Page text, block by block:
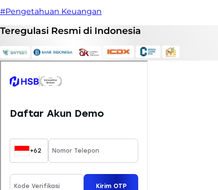
#Pengetahuan Keuangan
Teregulasi Resmi di Indonesia